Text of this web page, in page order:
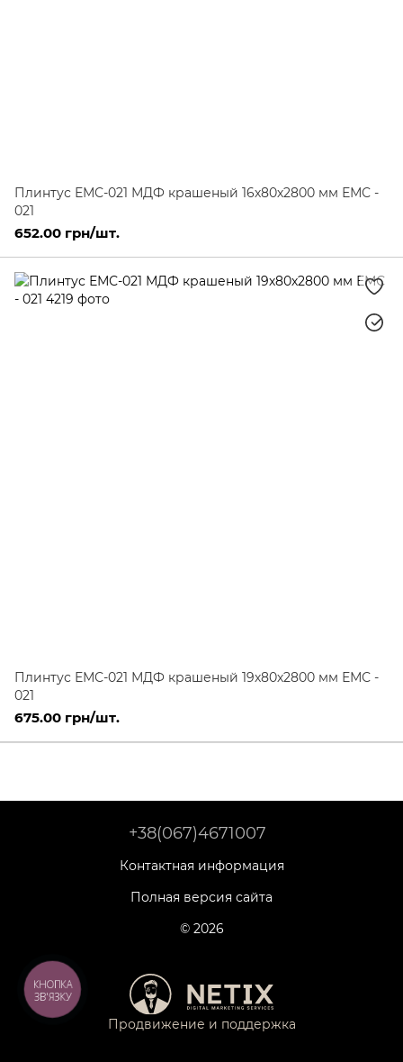
Плинтус ЕМС-021 МДФ крашеный 16х80х2800 мм ЕМС -
021
652.00 грн/шт.
Плинтус ЕМС-021 МДФ крашеный 19х80х2800 мм ЕМС -
021
675.00 грн/шт.
+38(067)4671007
Контактная информация
Полная версия сайта
© 2026
Продвижение и поддержка
КНОПКА
ЗВ'ЯЗКУ